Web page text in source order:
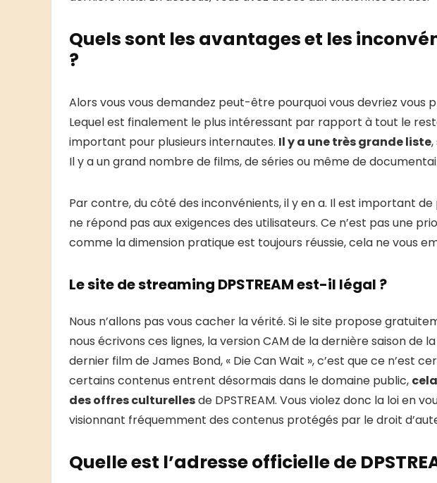
Quels sont les avantages et les
?
Alors vous vous demandez peut-être pourquoi vous devriez vous
Lequel est finalement le plus intéressant par rapport à tout le
important pour plusieurs internautes. Il y a une très grande liste
Il y a un grand nombre de films, de séries ou même de
Par contre, du côté des inconvénients, il y en a. Il est important
ne répond pas aux exigences des utilisateurs. Ce n’est pas une
comme la dimension pratique est toujours réussie, cela ne vous
Le site de streaming DPSTREAM est-il légal ?
Nous n’allons pas vous cacher la vérité. Si le site propose
nous écrivons ces lignes, la version CAM de la dernière saison de
dernier film de James Bond, « Die Can Wait », c’est que ce n’est
certains contenus entrent désormais dans le domaine public,
des offres culturellesde DPSTREAM. Vous violez donc la loi en
visionnant fréquemment des contenus protégés par le droit
Quelle est l’adresse officielle de